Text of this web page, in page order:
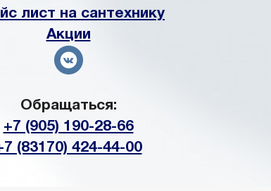
лист на сантехнику
Акции
Обращаться:
+7 (905) 190-28-66
(83170) 424-44-00